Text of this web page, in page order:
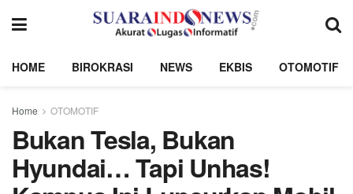
HOME BIROKRASI NEWS EKBIS OTOMOTIF
Home OTOMOTIF
Bukan Tesla, Bukan
Hyundai… Tapi Unhas!